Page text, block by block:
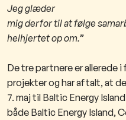
Jeg glæder
mig derfor til at følge
helhjertet op om.”
De tre partnere er
projekter og har aftalt, at
7. maj til Baltic Energy
både Baltic Energy Island,